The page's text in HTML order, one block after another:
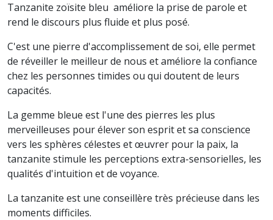
Tanzanite zoïsite bleu améliore la prise de parole et
rend le discours plus fluide et plus posé.
C'est une pierre d'accomplissement de soi, elle permet
de réveiller le meilleur de nous et améliore la confiance
chez les personnes timides ou qui doutent de leurs
capacités.
La gemme bleue est l'une des pierres les plus
merveilleuses pour élever son esprit et sa conscience
vers les sphères célestes et œuvrer pour la paix, la
tanzanite stimule les perceptions extra-sensorielles, les
qualités d'intuition et de voyance.
La tanzanite est une conseillère très précieuse dans les
moments difficiles.